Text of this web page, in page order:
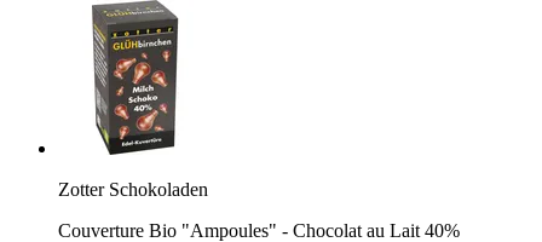
Zotter Schokoladen
Couverture Bio "Ampoules" - Chocolat au Lait 40%